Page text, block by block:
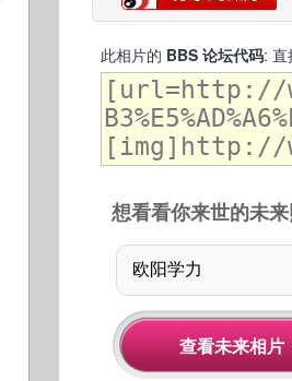
此相片的 BBS 论坛代码: 直
想看看你来世的未